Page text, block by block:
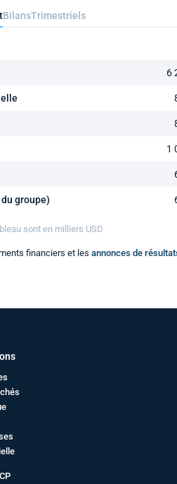
BilansTrimestriels
6
1
groupe)
sont en milliers USD
financiers et les annonces de